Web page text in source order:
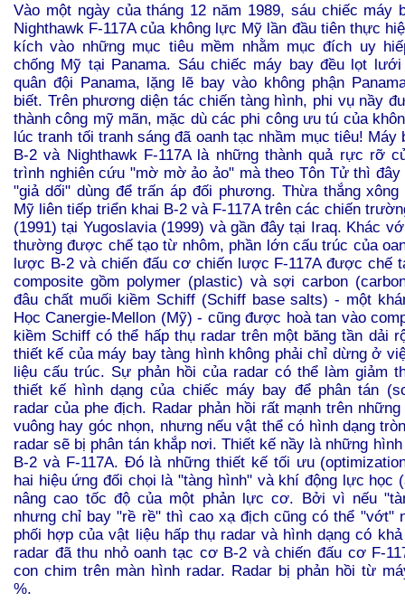
Vào một ngày của tháng 12 năm 1989, sáu chiếc máy
Nighthawk F-117A của không lực Mỹ lần đầu tiên thực
kích vào những mục tiêu mềm nhằm mục đích uy
chống Mỹ tại Panama. Sáu chiếc máy bay đều lọt
quân đội Panama, lặng lẽ bay vào không phận
biết. Trên phương diện tác chiến tàng hình, phi vụ nầy
thành công mỹ mãn, mặc dù các phi công ưu tú của
lúc tranh tối tranh sáng đã oanh tạc nhầm mục tiêu! Máy
B-2 và Nighthawk F-117A là những thành quả rực rỡ
trình nghiên cứu "mờ mờ ảo ảo" mà theo Tôn Tử thì
"giả dối" dùng để trấn áp đối phương. Thừa thắng
Mỹ liên tiếp triển khai B-2 và F-117A trên các chiến
(1991) tại Yugoslavia (1999) và gần đây tại Iraq. Khác
thường được chế tạo từ nhôm, phần lớn cấu trúc của
lược B-2 và chiến đấu cơ chiến lược F-117A được chế
composite gồm polymer (plastic) và sợi carbon
đâu chất muối kiềm Schiff (Schiff base salts) - một
Học Canergie-Mellon (Mỹ) - cũng được hoà tan vào
kiềm Schiff có thể hấp thụ radar trên một băng tần dải
thiết kế của máy bay tàng hình không phải chỉ dừng ở
liệu cấu trúc. Sự phản hồi của radar có thể làm giảm
thiết kế hình dạng của chiếc máy bay để phân tán
radar của phe địch. Radar phản hồi rất mạnh trên
vuông hay góc nhọn, nhưng nếu vật thể có hình dạng
radar sẽ bị phân tán khắp nơi. Thiết kế nầy là những
B-2 và F-117A. Đó là những thiết kế tối ưu
hai hiệu ứng đối chọi là "tàng hình" và khí động lực học
nâng cao tốc độ của một phản lực cơ. Bởi vì nếu
nhưng chỉ bay "rề rề" thì cao xạ địch cũng có thể "vớt"
phối hợp của vật liệu hấp thụ radar và hình dạng có
radar đã thu nhỏ oanh tạc cơ B-2 và chiến đấu cơ F-
con chim trên màn hình radar. Radar bị phản hồi từ
%.